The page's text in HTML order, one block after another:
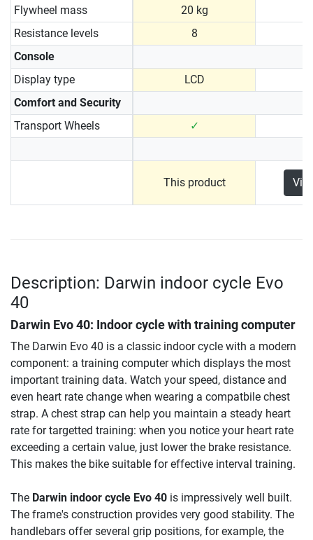
Flywheel mass
20 kg
Resistance levels
8
Console
Display type
LCD
Comfort and Security
Transport Wheels
✓
This product
Description: Darwin indoor cycle Evo
40
Darwin Evo 40: Indoor cycle with training computer
The Darwin Evo 40 is a classic indoor cycle with a modern
component: a training computer which displays the most
important training data. Watch your speed, distance and
even heart rate change when wearing a compatbile chest
strap. A chest strap can help you maintain a steady heart
rate for targetted training: when you notice your heart rate
exceeding a certain value, just lower the brake resistance.
This makes the bike suitable for effective interval training.
The Darwin indoor cycle Evo 40 is impressively well built.
The frame's construction provides very good stability. The
handlebars offer several grip positions, for example, the